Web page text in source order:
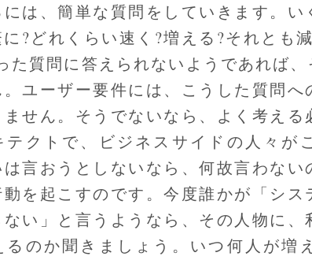
は、簡単な質問をしていきます。い
に?どれくらい速く?増える?それとも
た質問に答えられないようであれば
。ユーザー要件には、こうした質問へ
せん。そうでないなら、よく考える
テクトで、ビジネスサイドの人々が
言おうとしないなら、何故言わない
を起こすのです。今度誰かが「シス
ない」と言うようなら、その人物に、
るのか聞きましょう。いつ何人が増